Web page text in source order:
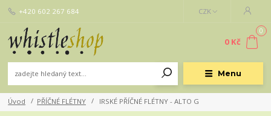
Menu
CZK
+420 602 267 684
0
0 Kč
Úvod PŘÍČNÉ FLÉTNY IRSKÉ PŘÍČNÉ FLÉTNY - ALTO G